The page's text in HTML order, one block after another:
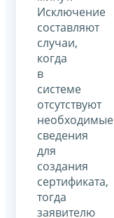
Исключение
составляют
случаи,
когда
в
системе
отсутствуют
необходимые
сведения
для
создания
сертификата,
тогда
заявителю